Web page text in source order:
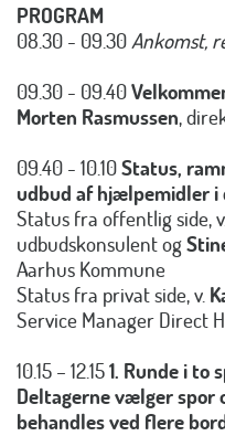
PROGRAM
08.30 - 09.30Ankomst,
09.30 - 09.40
Morten Rasmussen,
09.40 - 10.10Status,
udbud af hjælpemidler i
Status fra offentlig side,
udbudskonsulent og
Aarhus Kommune
Status fra privat side, v.
Service Manager Direct
10.15 – 12.151. Runde i to
Deltagerne vælger spor
behandles ved flere